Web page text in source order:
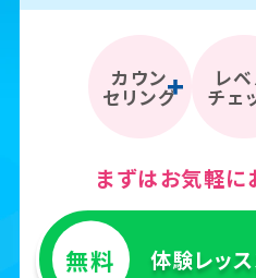
カウン
セリング
レ
チェ
まずはお気軽に
無料 体験レッ